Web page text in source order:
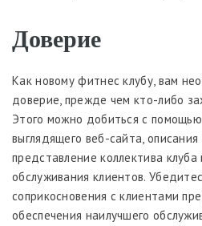
Доверие
Как новому фитнес клубу, вам
доверие, прежде чем кто-либо
Этого можно добиться с
выглядящего веб-сайта,
представление коллектива клуба
обслуживания клиентов.
соприкосновения с клиентами
обеспечения наилучшего